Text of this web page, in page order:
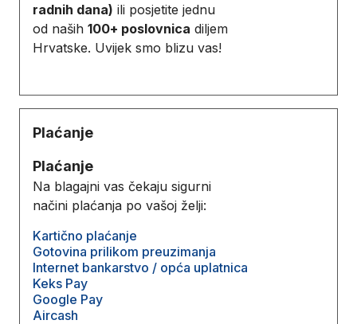
radnih dana) ili posjetite jednu
od naših 100+ poslovnica diljem
Hrvatske. Uvijek smo blizu vas!
Plaćanje
Plaćanje
Na blagajni vas čekaju sigurni
načini plaćanja po vašoj želji:
Kartično plaćanje
Gotovina prilikom preuzimanja
Internet bankarstvo / opća uplatnica
Keks Pay
Google Pay
Aircash